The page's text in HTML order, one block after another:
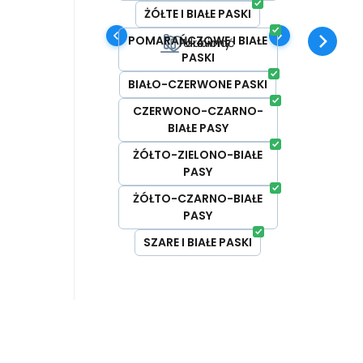
ŻÓŁTE I BIAŁE PASKI
POMARAŃCZOWE I BIAŁE
PASKI
BIAŁO-CZERWONE PASKI
CZERWONO-CZARNO-
BIAŁE PASY
ŻÓŁTO-ZIELONO-BIAŁE
PASY
ŻÓŁTO-CZARNO-BIAŁE
PASY
SZARE I BIAŁE PASKI
Ulubiony
Porównać
fizycznej. # funkcjonalne |
antybakteryjne |
szybkoschnące | non-iron |
odporne na zabrudzenia #